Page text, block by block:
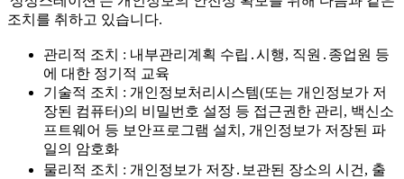
조치를 취하고 있습니다.
관리적 조치
: 내부관리계획 수립․시행, 직원․종업원 등
에 대한 정기적 교육
기술적 조치
: 개인정보처리시스템(또는 개인정보가 저
장된 컴퓨터)의 비밀번호 설정 등 접근권한 관리, 백신소
프트웨어 등 보안프로그램 설치, 개인정보가 저장된 파
일의 암호화
물리적 조치
: 개인정보가 저장․보관된 장소의 시건, 출